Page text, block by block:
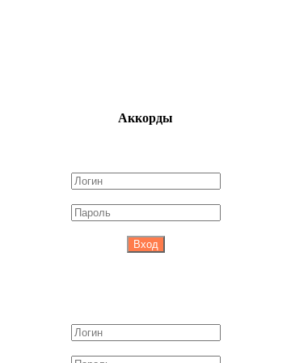
Аккорды